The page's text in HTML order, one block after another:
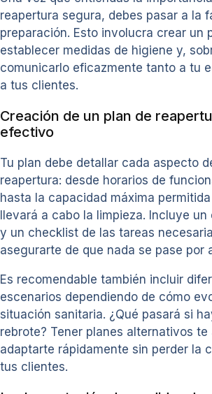
reapertura segura, debes pasar a la
preparación. Esto involucra crear un
establecer medidas de higiene y,
comunicarlo eficazmente tanto a tu
a tus clientes.
Creación de un plan de
efectivo
Tu plan debe detallar cada aspecto
reapertura: desde horarios de
hasta la capacidad máxima
llevará a cabo la limpieza. Incluye un
y un checklist de las tareas
asegurarte de que nada se pase por
Es recomendable también incluir
escenarios dependiendo de cómo
situación sanitaria. ¿Qué pasará si
rebrote? Tener planes alternativos te
adaptarte rápidamente sin perder la
tus clientes.